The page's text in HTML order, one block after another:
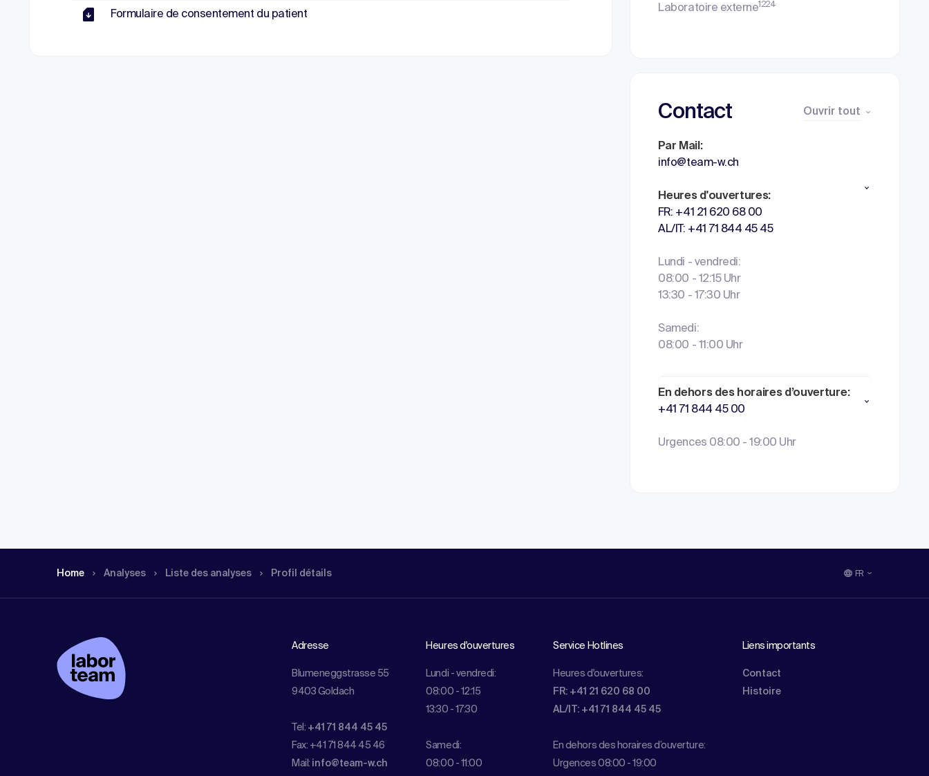
Formulaire de consentement du patient
Laboratoire externe1224
Contact Ouvrir tout
Par Mail:
info@team-w.ch
Heures d'ouvertures:
FR: +41 21 620 68 00
AL/IT: +41 71 844 45 45
Lundi - vendredi:
08:00 - 12:15 Uhr
13:30 - 17:30 Uhr
Samedi:
08:00 - 11:00 Uhr
En dehors des horaires d’ouverture:
+41 71 844 45 00
Urgences 08:00 - 19:00 Uhr
Home Analyses Liste des analyses Profil détails FR
Adresse
Blumeneggstrasse 55
9403 Goldach
Tel: +41 71 844 45 45
Fax: +41 71 844 45 46
Mail: info@team-w.ch
Heures d'ouvertures
Lundi - vendredi:
08:00 - 12:15
13:30 - 17:30
Samedi:
08:00 - 11:00
Service Hotlines
Heures d'ouvertures:
FR: +41 21 620 68 00
AL/IT: +41 71 844 45 45
En dehors des horaires d’ouverture:
Urgences 08:00 - 19:00
Liens importants
Contact
Histoire